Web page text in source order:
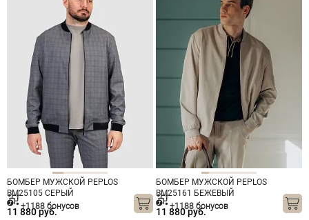
БОМБЕР МУЖСКОЙ PEPLOS
BM25105 СЕРЫЙ
11 880 руб.
+1188 бонусов
БОМБЕР МУЖСКОЙ PEPLOS
BM25161 БЕЖЕВЫЙ
11 880 руб.
+1188 бонусов